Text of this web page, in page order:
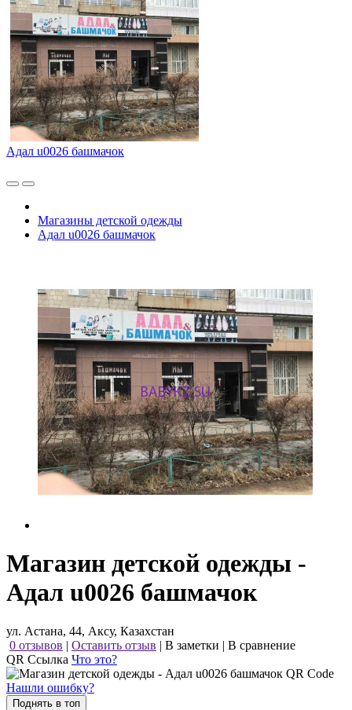
Адал u0026 башмачок
Магазины детской одежды
Адал u0026 башмачок
Магазин детской одежды -
Адал u0026 башмачок
ул. Астана, 44, Аксу, Казахстан
0 отзывов | Оставить отзыв | В заметки | В сравнение
QR Ссылка Что это?
Нашли ошибку?
Поднять в топ